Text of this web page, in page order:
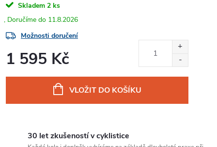
Skladem 2 ks
11.8.2026
Možnosti doručení
1 595 Kč
VLOŽIT DO KOŠÍKU
30 let zkušeností v cyklistice